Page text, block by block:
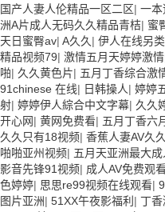
国产人妻人伦精品一区二区| 一本
洲A片成人无码久久精品青桔| 蜜
天日蜜臀av| A久久 | 伊人在线另类
精品视频79| 激情五月天婷婷激情
啪| 久久黄色片| 五月丁香综合激
91chinese 在线| 日韩操人| 婷婷
射| 婷婷伊人綜合中文字幕| 久久
开心网| 黄网免费看| 五月丁香六
久久只有18视频| 香蕉人妻AV久
啪啪亚州视频| 五月天亚洲最大成
影音先锋91视频| 成人AV免费观
色婷婷| 思思re99视频在线观看|
图片亚洲| 51XX午夜影福利 | 丁香